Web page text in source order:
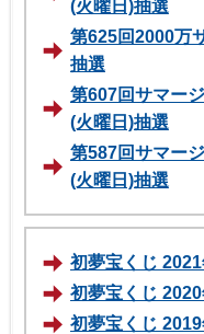
(火曜日)抽選
第625回2000万
抽選
第607回サマー
(火曜日)抽選
第587回サマー
(火曜日)抽選
初夢宝くじ
初夢宝くじ
初夢宝くじ